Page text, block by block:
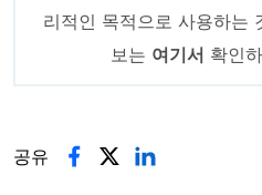
리적인 목적으로 사용하는
보는 여기서 확인
공유